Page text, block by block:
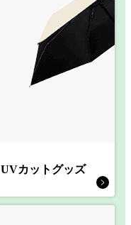
UVカットグッズ